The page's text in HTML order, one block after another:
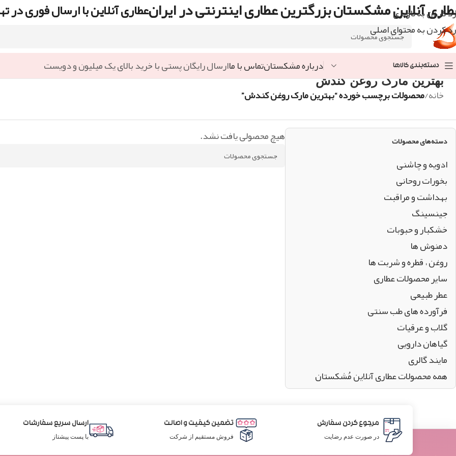
رد کردن به ناوبری
رد کردن به محتوای اصلی
آنلاین مشکستان بزرگترین عطاری اینترنتی در ایرانعطاری آنلاین با ارسال فوری در
دسته‌بندی کالاها درباره مشکستانتماس با ماارسال رایگان پستی با خرید بالای یک میلیون و دویست
بهترین مارک روغن کندش
خانه/محصولات برچسب خورده “بهترین مارک روغن کندش”
دسته‌های محصولات
ادویه و چاشنی
بخورات روحانی
بهداشت و مراقبت
جینسینگ
خشکبار و حبوبات
دمنوش ها
روغن ، قطره و شربت ها
سایر محصولات عطاری
عطر طبیعی
فرآورده های طب سنتی
گلاب و عرقیات
گیاهان دارویی
مایند گالری
همه محصولات عطاری آنلاین مُشکستان
هیچ محصولی یافت نشد.
مرجوع کردن سفارش
در صورت عدم رضایت
تضمین کیفیت و اصالت
فروش مستقیم از شرکت
ارسال سریع سفارشات
با پست پیشتاز